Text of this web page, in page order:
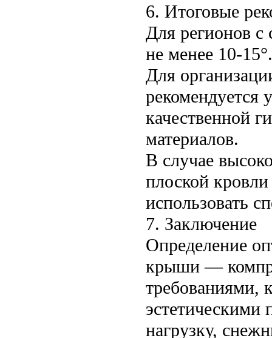
6. Итоговые
Для регионов с
не менее 10-15°.
Для
рекомендуется
качественной
материалов.
В случае
плоской
использовать
7. Заключение
Определение
крыши —
требованиями,
эстетическими
нагрузку,